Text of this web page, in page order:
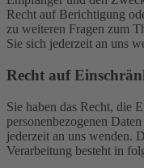
Recht auf Berichtigung
zu weiteren Fragen zum
Sie sich jederzeit an uns
Recht auf
Sie haben das Recht, die
personenbezogenen
jederzeit an uns wenden.
Verarbeitung besteht in